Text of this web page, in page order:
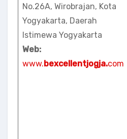
No.26A, Wirobrajan, Kota
Yogyakarta, Daerah
Istimewa Yogyakarta
Web:
www.bexcellentjogja.com